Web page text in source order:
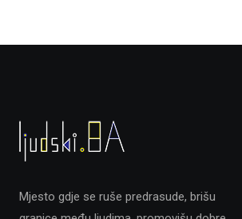
Mjesto gdje se ruše predrasude, brišu